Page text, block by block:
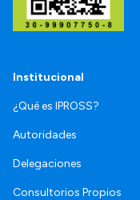
Institucional
¿Qué es IPROSS?
Autoridades
Delegaciones
Consultorios Propios